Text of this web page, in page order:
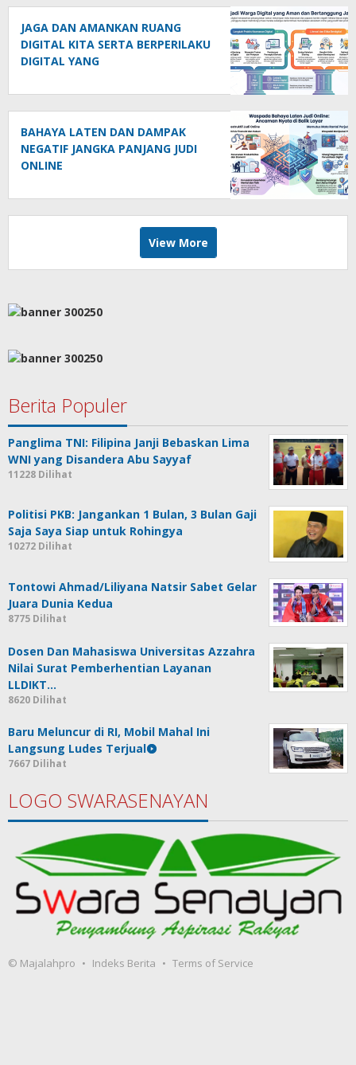
JAGA DAN AMANKAN RUANG
DIGITAL KITA SERTA BERPERILAKU
DIGITAL YANG
BAHAYA LATEN DAN DAMPAK
NEGATIF JANGKA PANJANG JUDI
ONLINE
View More
Berita Populer
Panglima TNI: Filipina Janji Bebaskan Lima
WNI yang Disandera Abu Sayyaf
11228 Dilihat
Politisi PKB: Jangankan 1 Bulan, 3 Bulan Gaji
Saja Saya Siap untuk Rohingya
10272 Dilihat
Tontowi Ahmad/Liliyana Natsir Sabet Gelar
Juara Dunia Kedua
8775 Dilihat
Dosen Dan Mahasiswa Universitas Azzahra
Nilai Surat Pemberhentian Layanan
LLDIKT…
8620 Dilihat
Baru Meluncur di RI, Mobil Mahal Ini
Langsung Ludes Terjual
7667 Dilihat
LOGO SWARASENAYAN
© Majalahpro Indeks Berita Terms of Service